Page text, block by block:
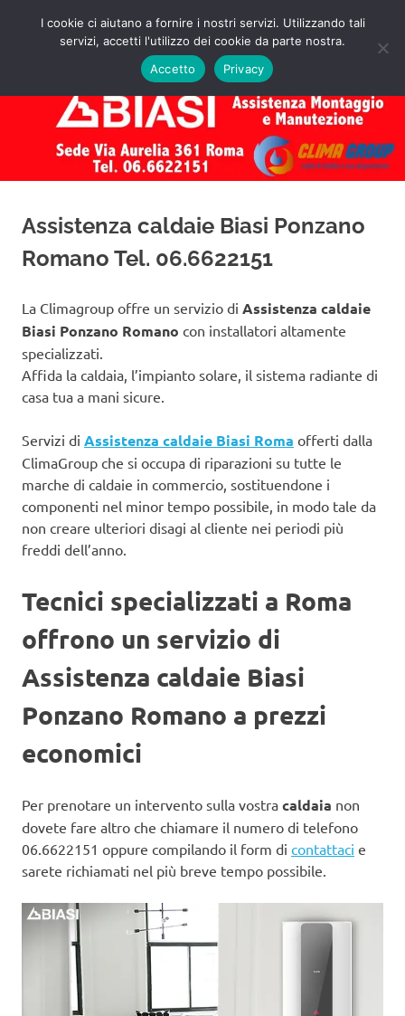
Assistenza
Caldaie
Biasi
Roma
Preventivo!
MENU
Assistenza caldaie Biasi Ponzano
Romano Tel. 06.6622151
La Climagroup offre un servizio di Assistenza caldaie
Biasi Ponzano Romano con installatori altamente
specializzati.
Affida la caldaia, l’impianto solare, il sistema radiante di
casa tua a mani sicure.
Servizi di Assistenza caldaie Biasi Roma offerti dalla
ClimaGroup che si occupa di riparazioni su tutte le
marche di caldaie in commercio, sostituendone i
componenti nel minor tempo possibile, in modo tale da
non creare ulteriori disagi al cliente nei periodi più
freddi dell’anno.
Tecnici specializzati a Roma
offrono un servizio di
Assistenza caldaie Biasi
Ponzano Romano a prezzi
economici
Per prenotare un intervento sulla vostra caldaia non
dovete fare altro che chiamare il numero di telefono
06.6622151 oppure compilando il form di contattaci e
sarete richiamati nel più breve tempo possibile.
I cookie ci aiutano a fornire i nostri servizi. Utilizzando tali
servizi, accetti l'utilizzo dei cookie da parte nostra.
Accetto
Privacy